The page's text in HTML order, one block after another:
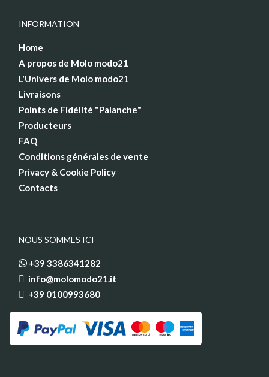
INFORMATION
Home
A propos de Molo modo21
L'Univers de Molo modo21
Livraisons
Points de Fidélité "Palanche"
Producteurs
FAQ
Conditions générales de vente
Privacy & Cookie Policy
Contacts
NOUS SOMMES ICI
+39 3386341282
info@molomodo21.it
+39 0100993680